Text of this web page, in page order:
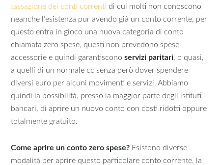
tassazione dei conti correnti di cui molti non conoscono
neanche l’esistenza pur avendo già un conto corrente, per
questo entra in gioco una nuova categoria di conto
chiamata zero spese, questi non prevedono spese
accessorie e quindi garantisconoservizi paritari, o quasi,
a quelli di un normale cc senza però dover spendere
diversi euro per alcuni movimenti e servizi. Abbiamo
quindi la possibilità, presso la maggior parte degli istituti
bancari, di aprire un nuovo conto con costi ridotti oppure
totalmente gratuito.
Come aprire un conto zero spese? Esistono diverse
modalità per aprire questo particolare conto corrente, la